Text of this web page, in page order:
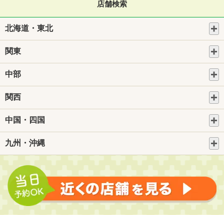
店舗検索
北海道・東北
関東
中部
関西
中国・四国
九州・沖縄